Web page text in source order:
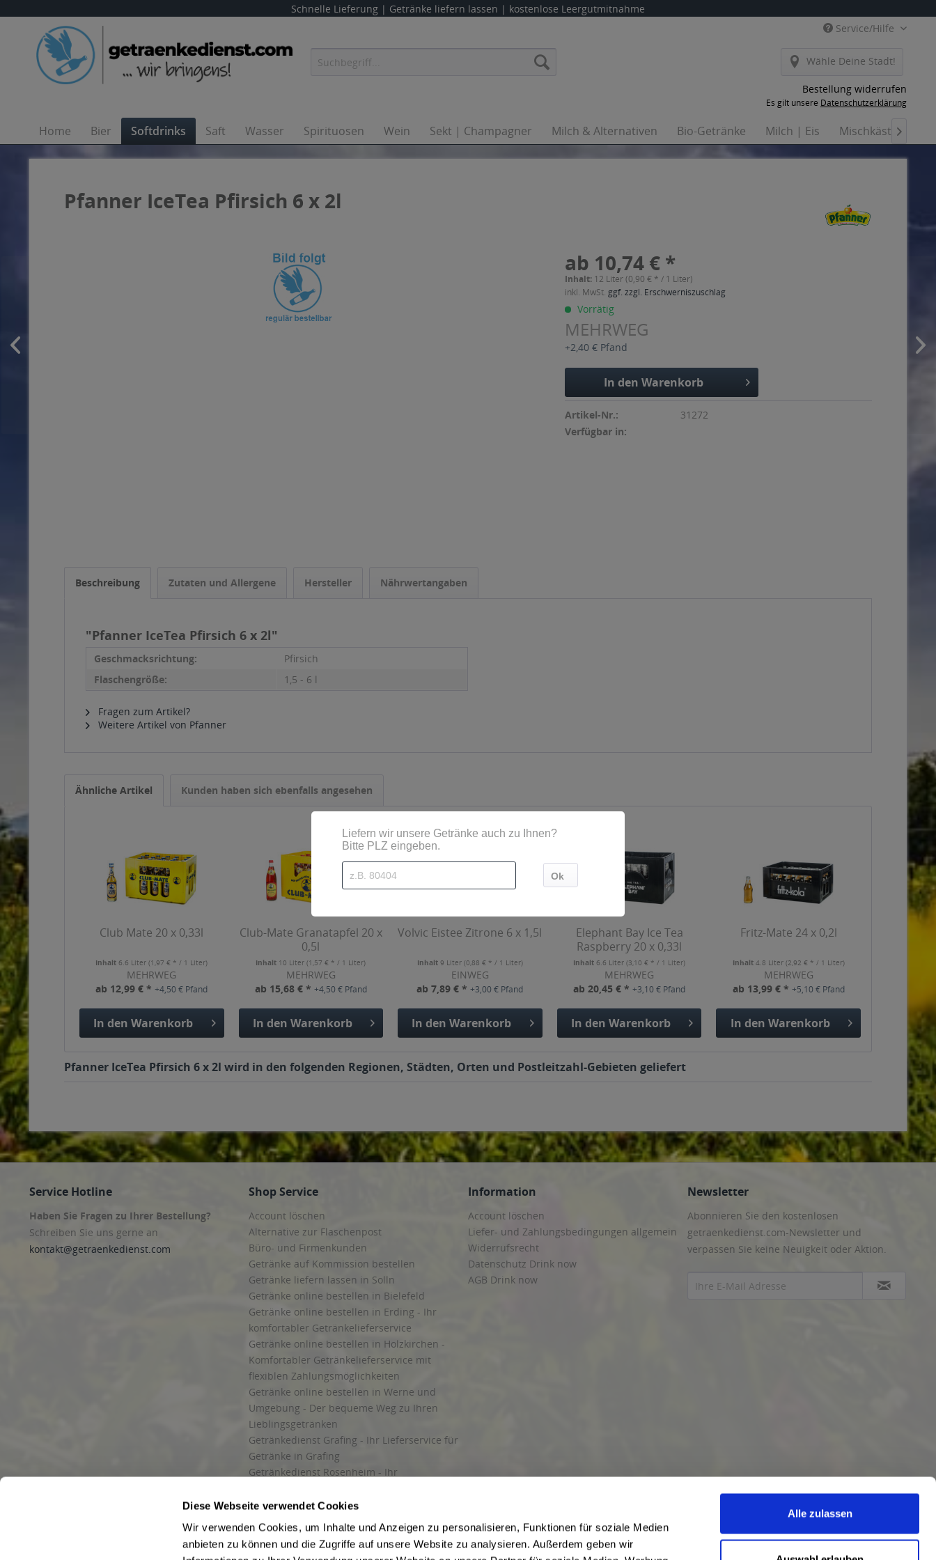
Diese Webseite verwendet Cookies
Wir verwenden Cookies, um Inhalte und Anzeigen zu personalisieren, Funktionen für soziale Medien
anbieten zu können und die Zugriffe auf unsere Website zu analysieren. Außerdem geben wir
Alle zulassen
Schnelle Lieferung | Getränke liefern lassen | kostenlose Leergutmitnahme
Service/Hilfe
Wähle Deine Stadt!
Bestellung widerrufen
Es gilt unsere Datenschutzerklärung
Home Bier Softdrinks Saft Wasser Spirituosen Wein Sekt | Champagner Milch & Alternativen Bio-Getränke Milch | Eis Mischkästen

Pfanner IceTea Pfirsich 6 x 2l
ab 10,74 € *
Inhalt: 12 Liter (0,90 € * / 1 Liter)
inkl. MwSt. ggf. zzgl. Erschwerniszuschlag
Vorrätig
MEHRWEG
+2,40 € Pfand
In den Warenkorb
Artikel-Nr.:
31272
Verfügbar in:
Beschreibung Zutaten und Allergene Hersteller Nährwertangaben
"Pfanner IceTea Pfirsich 6 x 2l"
Geschmacksrichtung:
Pfirsich
Flaschengröße:
1,5 - 6 l
Fragen zum Artikel?
Weitere Artikel von Pfanner
Ähnliche Artikel Kunden haben sich ebenfalls angesehen
Club Mate 20 x 0,33l
Inhalt 6.6 Liter(1,97 € * / 1 Liter)
MEHRWEG
ab 12,99 € *+4,50 € Pfand
In den Warenkorb
Club-Mate Granatapfel 20 x
0,5l
Inhalt 10 Liter(1,57 € * / 1 Liter)
MEHRWEG
ab 15,68 € * +4,50 € Pfand
In den Warenkorb
Volvic Eistee Zitrone 6 x 1,5l
Inhalt 9 Liter (0,88 € * / 1 Liter)
EINWEG
ab 7,89 € *+3,00 € Pfand
In den Warenkorb
Elephant Bay Ice Tea
Raspberry 20 x 0,33l
Inhalt 6.6 Liter(3,10 € * / 1 Liter)
MEHRWEG
ab 20,45 € *+3,10 € Pfand
In den Warenkorb
Fritz-Mate 24 x 0,2l
Inhalt 4.8 Liter (2,92 € * / 1 Liter)
MEHRWEG
ab 13,99 € * +5,10 € Pfand
In den Warenkorb
Pfanner IceTea Pfirsich 6 x 2l wird in den folgenden Regionen, Städten, Orten und Postleitzahl-Gebieten geliefert
Service Hotline
Haben Sie Fragen zu Ihrer Bestellung?
Schreiben Sie uns gerne an
kontakt@getraenkedienst.com
Shop Service
Account löschen
Alternative zur Flaschenpost
Büro- und Firmenkunden
Getränke auf Kommission bestellen
Getränke liefern lassen in Solln
Getränke online bestellen in Bielefeld
Getränke online bestellen in Erding - Ihr
komfortabler Getränkelieferservice
Getränke online bestellen in Holzkirchen -
Komfortabler Getränkelieferservice mit
flexiblen Zahlungsmöglichkeiten
Getränke online bestellen in Werne und
Umgebung - Der bequeme Weg zu Ihren
Lieblingsgetränken
Getränkedienst Grafing - Ihr Lieferservice für
Getränke in Grafing
Getränkedienst Rosenheim - Ihr
und Umgebung
Liefergebiet
Lieferservice für Getränke
Information
Account löschen
Liefer- und Zahlungsbedingungen allgemein
Widerrufsrecht
Datenschutz Drink now
AGB Drink now
Newsletter
Abonnieren Sie den kostenlosen
getraenkedienst.com-Newsletter und
verpassen Sie keine Neuigkeit oder Aktion.